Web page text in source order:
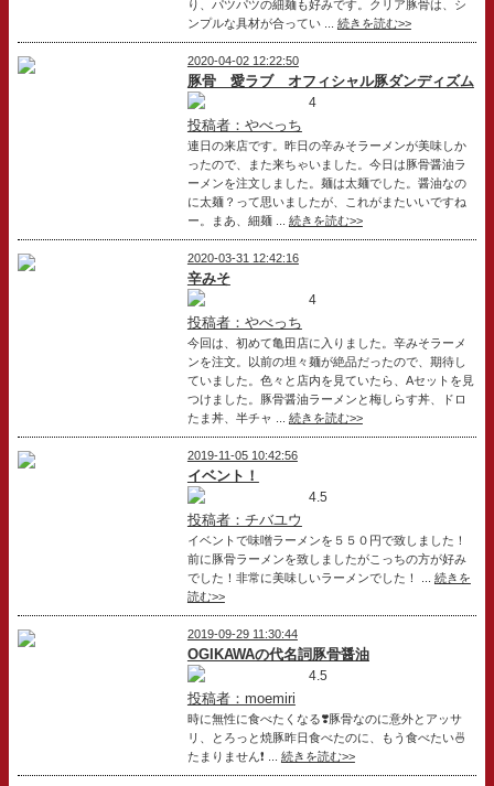
り、パツパツの細麺も好みです。クリア豚骨は、シ
ンプルな具材が合ってい ... 続きを読む>>
2020-04-02 12:22:50
豚骨 愛ラブ オフィシャル豚ダンディズム
4
投稿者：やべっち
連日の来店です。昨日の辛みそラーメンが美味しか
ったので、また来ちゃいました。今日は豚骨醤油ラ
ーメンを注文しました。麺は太麺でした。醤油なの
に太麺？って思いましたが、これがまたいいですね
ー。まあ、細麺 ... 続きを読む>>
2020-03-31 12:42:16
辛みそ
4
投稿者：やべっち
今回は、初めて亀田店に入りました。辛みそラーメ
ンを注文。以前の坦々麺が絶品だったので、期待し
ていました。色々と店内を見ていたら、Aセットを見
つけました。豚骨醤油ラーメンと梅しらす丼、ドロ
たま丼、半チャ ... 続きを読む>>
2019-11-05 10:42:56
イベント！
4.5
投稿者：チバユウ
イベントで味噌ラーメンを５５０円で致しました！
前に豚骨ラーメンを致しましたがこっちの方が好み
でした！非常に美味しいラーメンでした！ ... 続きを
読む>>
2019-09-29 11:30:44
OGIKAWAの代名詞豚骨醤油
4.5
投稿者：moemiri
時に無性に食べたくなる❣️豚骨なのに意外とアッサ
リ、とろっと焼豚昨日食べたのに、もう食べたい🍜
たまりません❗️ ... 続きを読む>>